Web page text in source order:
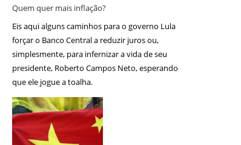
Quem quer mais inflação?
Eis aqui alguns caminhos para o governo Lula
forçar o Banco Central a reduzir juros ou,
simplesmente, para infernizar a vida de seu
presidente, Roberto Campos Neto, esperando
que ele jogue a toalha.